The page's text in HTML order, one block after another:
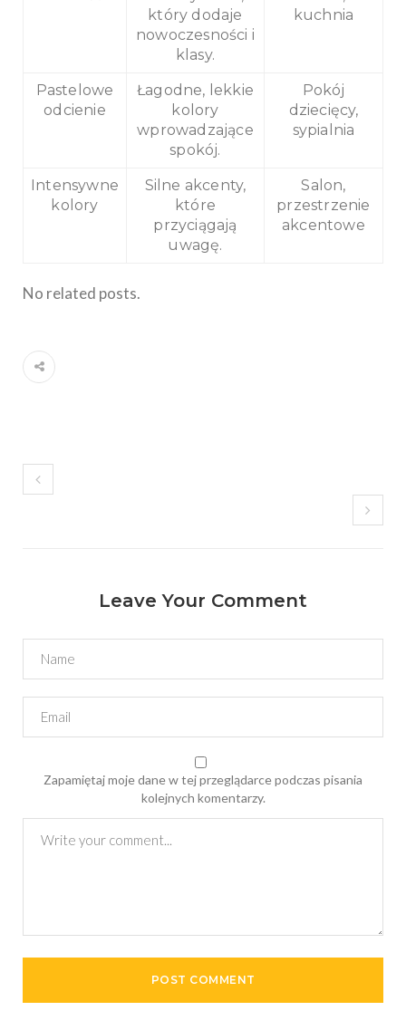
który dodaje
nowoczesności i
klasy.
kuchnia
Pastelowe
odcienie
Łagodne, lekkie
kolory
wprowadzające
spokój.
Pokój
dziecięcy,
sypialnia
Intensywne
kolory
Silne akcenty,
które
przyciągają
uwagę.
Salon,
przestrzenie
akcentowe
No related posts.
Leave Your Comment
Zapamiętaj moje dane w tej przeglądarce podczas pisania
kolejnych komentarzy.